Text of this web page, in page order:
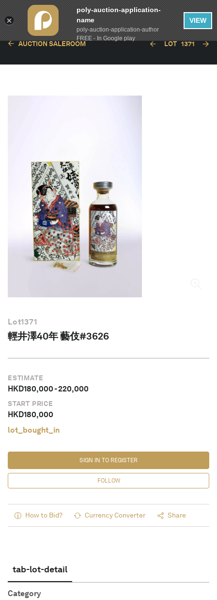
繁體中文
AUCTION SALEROOM LOT 1371
Lot1371
輕井澤40年 藝伎#3626
ESTIMATE
HKD180,000-220,000
START PRICE
HKD180,000
lot_bought_in
FOLLOW
SIGN IN TO REGISTER
How to Bid? Currency Converter Share
tab-lot-detail
Category
poly-auction-application-
name
poly-auction-application-author
FREE - In Google play
VIEW